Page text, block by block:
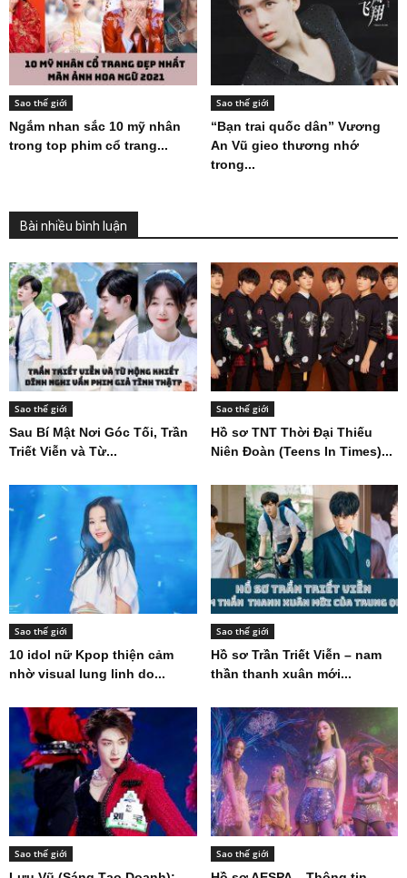
Sao thế giới
Ngắm nhan sắc 10 mỹ nhân
trong top phim cổ trang...
Sao thế giới
“Bạn trai quốc dân” Vương
An Vũ gieo thương nhớ
trong...
Bài nhiều bình luận
Sao thế giới
Sau Bí Mật Nơi Góc Tối, Trần
Triết Viễn và Từ...
Sao thế giới
Hồ sơ TNT Thời Đại Thiếu
Niên Đoàn (Teens In Times)...
Sao thế giới
10 idol nữ Kpop thiện cảm
nhờ visual lung linh do...
Sao thế giới
Hồ sơ Trần Triết Viễn – nam
thần thanh xuân mới...
Sao thế giới Sao thế giới